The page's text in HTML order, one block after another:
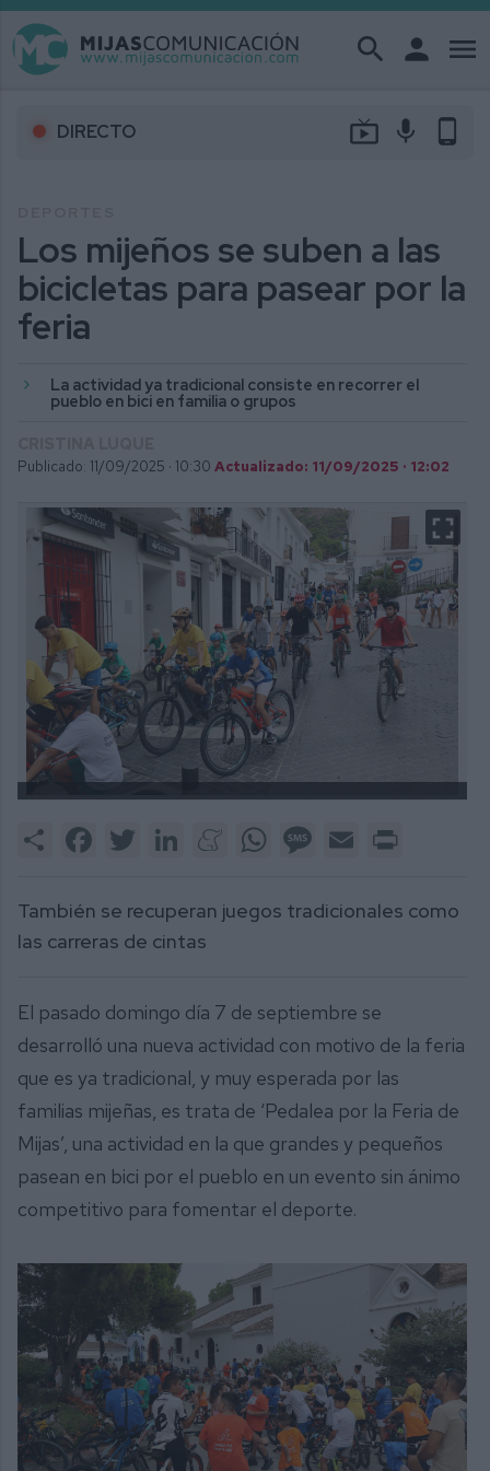
search person menu
DIRECTO live_tv mic phone_android
Los mijeños se suben a las
bicicletas para pasear por la
feria
La actividad ya tradicional consiste en recorrer el
pueblo en bici en familia o grupos
Publicado: 11/09/2025 · 10:30 Actualizado: 11/09/2025 · 12:02
Share FacebookTwitter LinkedInMeneameWhatsAppMessage
Email
También se recuperan juegos tradicionales como
las carreras de cintas
El pasado domingo día 7 de septiembre se
desarrolló una nueva actividad con motivo de la feria
que es ya tradicional, y muy esperada por las
familias mijeñas, es trata de ‘Pedalea por la Feria de
Mijas’, una actividad en la que grandes y pequeños
pasean en bici por el pueblo en un evento sin ánimo
competitivo para fomentar el deporte.